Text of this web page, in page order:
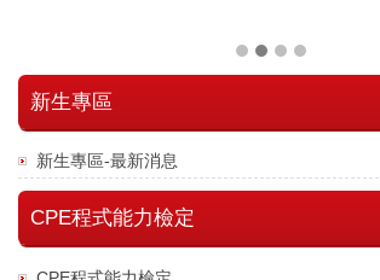
新生專區
新生專區-最新消息
CPE程式能力檢定